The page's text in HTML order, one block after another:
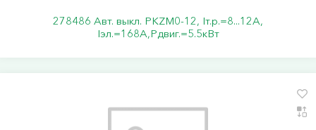
278486 Авт. выкл. PKZM0-12, Iт.р.=8...12А,
Iэл.=168А,Pдвиг.=5.5кВт